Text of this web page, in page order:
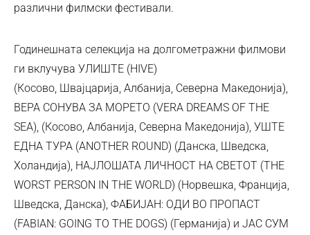
различни филмски фестивали.
Годинешната селекција на долгометражни филмови
ги вклучува УЛИШТЕ (HIVE)
(Косово, Швајцарија, Албанија, Северна Македонија),
ВЕРА СОНУВА ЗА МОРЕТО (VERA DREAMS OF THE
SEA), (Косово, Албанија, Северна Македонија), УШТЕ
ЕДНА ТУРА (ANOTHER ROUND) (Данска, Шведска,
Холандија), НАЈЛОШАТА ЛИЧНОСТ НА СВЕТОТ (THE
WORST PERSON IN THE WORLD) (Норвешка, Франција,
Шведска, Данска), ФАБИЈАН: ОДИ ВО ПРОПАСТ
(FABIAN: GOING TO THE DOGS) (Германија) и ЈАС СУМ